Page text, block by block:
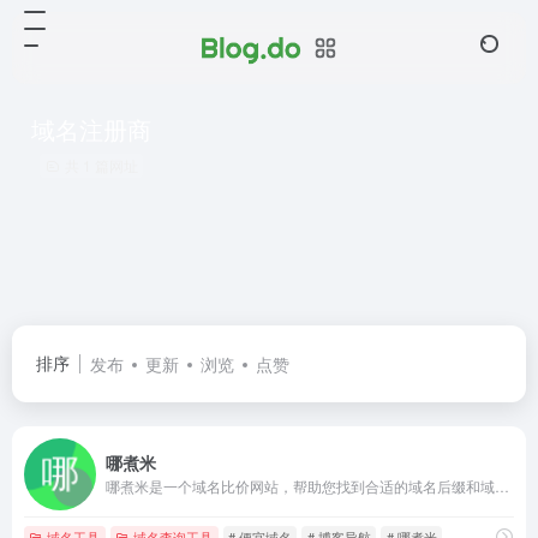
排序 发布 更新 浏览 点赞
哪煮米